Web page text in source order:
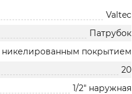
Valtec
Патрубок
никелированным покрытием
20
1/2" наружная